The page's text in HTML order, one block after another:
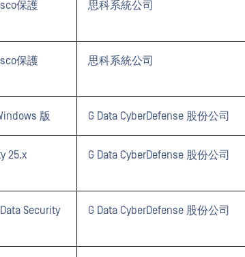
保護
思科系統公司
保護
思科系統公司
版 G Data CyberDefense 股份公司
25.x
G Data CyberDefense 股份公司
Security
G Data CyberDefense 股份公司